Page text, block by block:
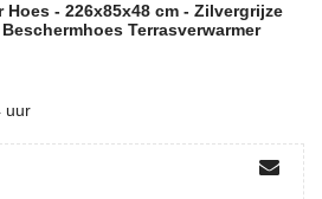
Hoes - 226x85x48 cm - Zilvergrijze
Terrasverwarmer
uur